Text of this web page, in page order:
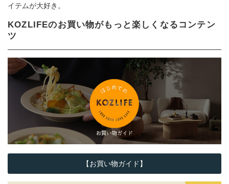
イテムが大好き。
KOZLIFEのお買い物がもっと楽しくなるコンテン
ツ
【お買い物ガイド】